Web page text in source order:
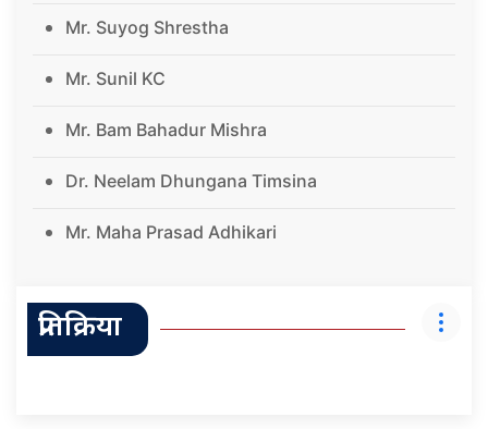
Mr. Suyog Shrestha
Mr. Sunil KC
Mr. Bam Bahadur Mishra
Dr. Neelam Dhungana Timsina
Mr. Maha Prasad Adhikari
प्रतिक्रिया